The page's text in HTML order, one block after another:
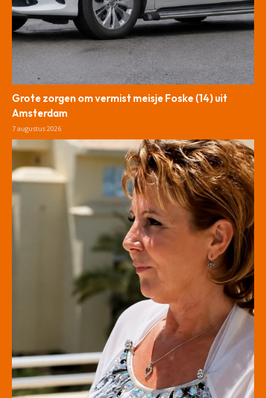
Grote zorgen om vermist meisje Foske (14) uit
Amsterdam
7 augustus 2026